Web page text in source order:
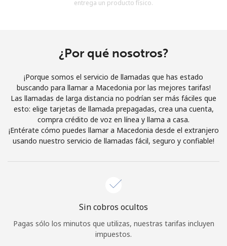
Al abrir una cuenta en este sitio web, estoy de acuerdo con
Únete
¡Hola!
Inicia sesión oREGÍSTRATE →
¿Olvidaste tu contraseña? →
Iniciar Sesión
entrega un producto físico.
¿Por qué nosotros?
¡Porque somos el servicio de llamadas que has estado
buscando para llamar a Macedonia por las mejores tarifas!
Las llamadas de larga distancia no podrían ser más fáciles que
esto: elige tarjetas de llamada prepagadas, crea una cuenta,
compra crédito de voz en línea y llama a casa.
¡Entérate cómo puedes llamar a Macedonia desde el extranjero
usando nuestro servicio de llamadas fácil, seguro y confiable!
Sin cobros ocultos
Pagas sólo los minutos que utilizas, nuestras tarifas incluyen
impuestos.